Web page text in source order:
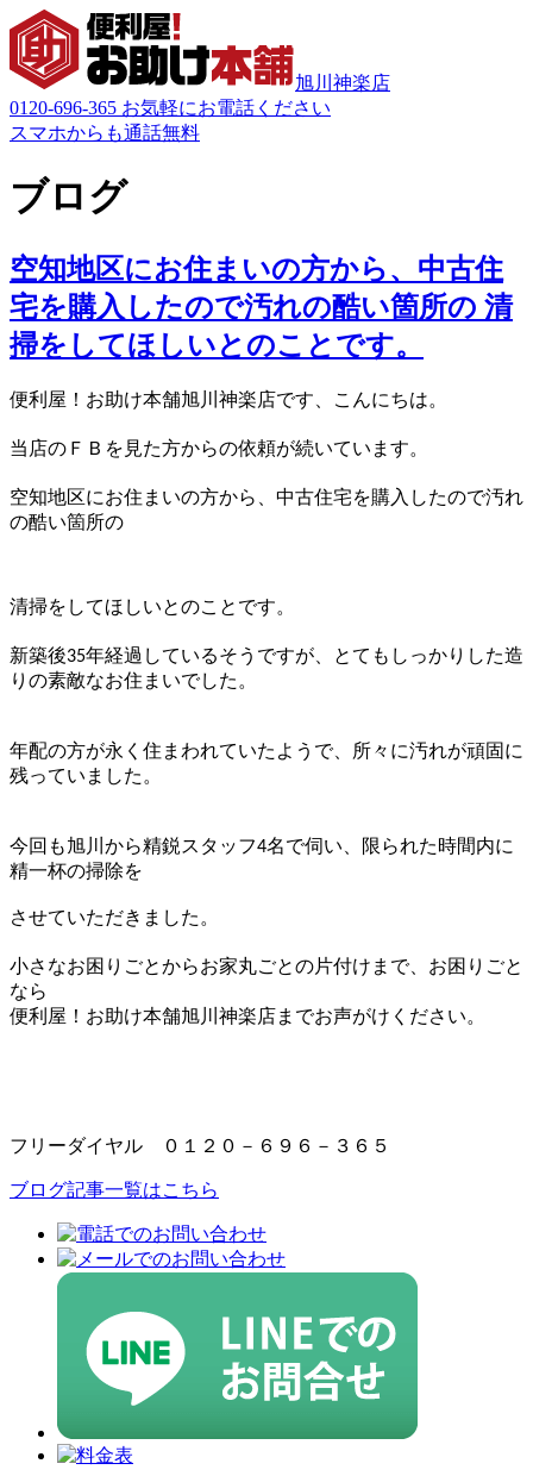
旭川神楽店
0120-696-365 お気軽にお電話ください
スマホからも通話無料
ブログ
空知地区にお住まいの方から、中古住
宅を購入したので汚れの酷い箇所の 清
掃をしてほしいとのことです。
便利屋！お助け本舗旭川神楽店です、こんにちは。
当店のＦＢを見た方からの依頼が続いています。
空知地区にお住まいの方から、 中古住宅を購入したので汚れ
の酷い箇所の
清掃をしてほしいとのことです。
新築後35年経過しているそうですが、
とてもしっかりした造
りの素敵なお住まいでした。
年配の方が永く住まわれていたようで、 所々に汚れが頑固に
残っていました。
今回も旭川から精鋭スタッフ4名で伺い、
限られた時間内に
精一杯の掃除を
させていただきました。
小さなお困りごとからお家丸ごとの片付けまで、お困りごと
なら
便利屋！お助け本舗旭川神楽店までお声がけください。
フリーダイヤル ０１２０－６９６－３６５
ブログ記事一覧はこちら